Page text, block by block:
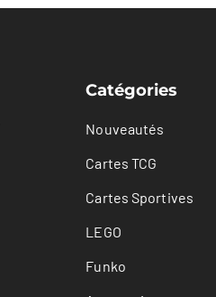
Catégories
Nouveautés
Cartes TCG
Cartes Sportives
LEGO
Funko